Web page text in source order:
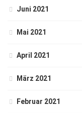
Juni 2021
Mai 2021
April 2021
März 2021
Februar 2021